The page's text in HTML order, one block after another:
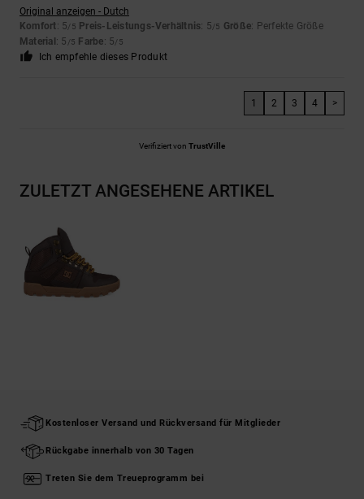
Original anzeigen - Dutch
Komfort: 5/5 Preis-Leistungs-Verhältnis: 5/5 Größe: Perfekte Größe
Material : 5 /5 Farbe: 5/5
Ich empfehle dieses Produkt
1 2 3 4 >
Verifiziert von TrustVille
ZULETZT ANGESEHENE ARTIKEL
Kostenloser Versand und Rückversand für Mitglieder
Rückgabe innerhalb von 30 Tagen
Treten Sie dem Treueprogramm bei